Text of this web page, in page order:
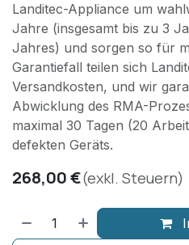
Landitec-Appliance um
Jahre (insgesamt bis zu 3
Jahres) und sorgen so für
Garantiefall teilen sich
Versandkosten, und wir
Abwicklung des RMA-
maximal 30 Tagen (20
defekten Geräts.
268,00€(exkl. Steuern)